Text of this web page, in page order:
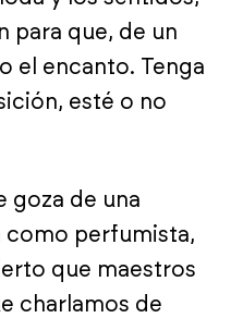
para que, de un
el encanto. Tenga
esté o no
goza de una
como perfumista,
que maestros
charlamos de